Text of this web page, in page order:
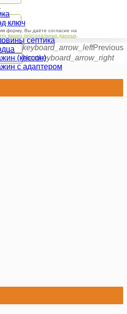
форму, Вы даёте согласие на
ваших персональных данных.
keyboard_arrow_leftPrevious
Nextkeyboard_arrow_right
ключ
септика
(кессон)
с адаптером